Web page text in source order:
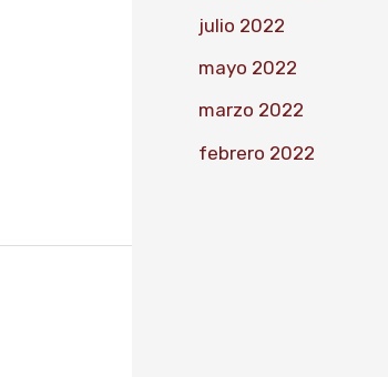
julio 2022
mayo 2022
marzo 2022
febrero 2022